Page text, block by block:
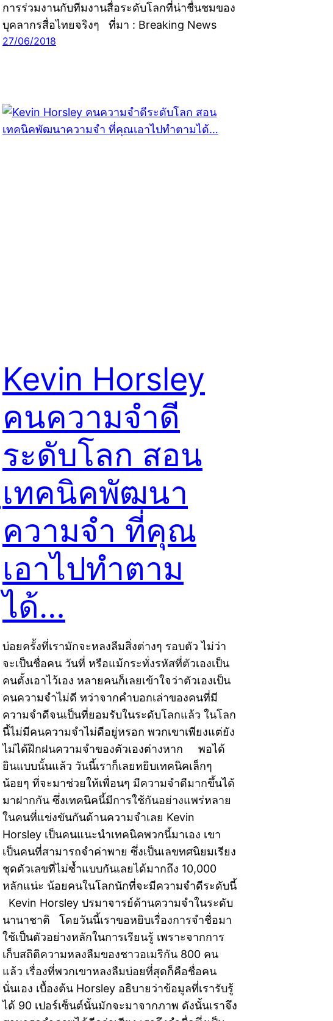
การร่วมงานกับทีมงานสื่อระดับโลกที่น่าชื่นชมของ
บุคลากรสื่อไทยจริงๆ ที่มา : Breaking News
27/06/2018
Kevin Horsley
คนความจำดี
ระดับโลก สอน
เทคนิคพัฒนา
ความจำ ที่คุณ
เอาไปทำตาม
ได้…
บ่อยครั้งที่เรามักจะหลงลืมสิ่งต่างๆ รอบตัว ไม่ว่า
จะเป็นชื่อคน วันที่ หรือแม้กระทั่งรหัสที่ตัวเองเป็น
คนตั้งเอาไว้เอง หลายคนก็เลยเข้าใจว่าตัวเองเป็น
คนความจำไม่ดี ทว่าจากคำบอกเล่าของคนที่มี
ความจำดีจนเป็นที่ยอมรับในระดับโลกแล้ว ในโลก
นี้ไม่มีคนความจำไม่ดีอยู่หรอก พวกเขาเพียงแต่ยัง
ไม่ได้ฝึกฝนความจำของตัวเองต่างหาก พอได้
ยินแบบนั้นแล้ว วันนี้เราก็เลยหยิบเทคนิคเล็กๆ
น้อยๆ ที่จะมาช่วยให้เพื่อนๆ มีความจำดีมากขึ้นได้
มาฝากกัน ซึ่งเทคนิคนี้มีการใช้กันอย่างแพร่หลาย
ในคนที่แข่งขันกันด้านความจำเลย Kevin
Horsley เป็นคนแนะนำเทคนิคพวกนี้มาเอง เขา
เป็นคนที่สามารถจำค่าพาย ซึ่งเป็นเลขทศนิยมเรียง
ชุดตัวเลขที่ไม่ซ้ำแบบกันเลยได้มากถึง 10,000
หลักแน่ะ น้อยคนในโลกนักที่จะมีความจำดีระดับนี้
Kevin Horsley ปรมาจารย์ด้านความจำในระดับ
นานาชาติ โดยวันนี้เราขอหยิบเรื่องการจำชื่อมา
ใช้เป็นตัวอย่างหลักในการเรียนรู้ เพราะจากการ
เก็บสถิติความหลงลืมของชาวอเมริกัน 800 คน
แล้ว เรื่องที่พวกเขาหลงลืมบ่อยที่สุดก็คือชื่อคน
นั่นเอง เบื้องต้น Horsley อธิบายว่าข้อมูลที่เรารับรู้
ได้ 90 เปอร์เซ็นต์นั้นมักจะมาจากภาพ ดังนั้นเราจึง